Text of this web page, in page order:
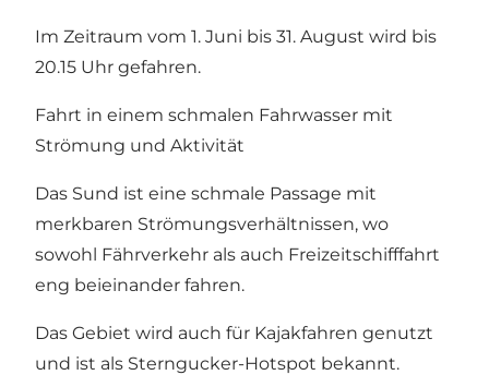
Im Zeitraum vom 1. Juni bis 31. August wird bis
20.15 Uhr gefahren.
Fahrt in einem schmalen Fahrwasser mit
Strömung und Aktivität
Das Sund ist eine schmale Passage mit
merkbaren Strömungsverhältnissen, wo
sowohl Fährverkehr als auch Freizeitschifffahrt
eng beieinander fahren.
Das Gebiet wird auch für Kajakfahren genutzt
und ist als Sterngucker-Hotspot bekannt.